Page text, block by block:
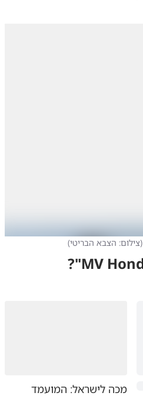
(צילום: הצבא הבריטי)
מכה לישראל: המועמד